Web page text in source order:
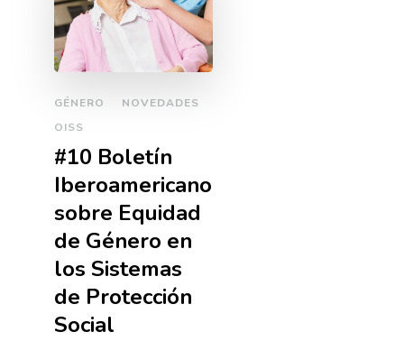
GÉNERO
NOVEDADES
OISS
#10 Boletí­n
Iberoamericano
sobre Equidad
de Género en
los Sistemas
de Protección
Social